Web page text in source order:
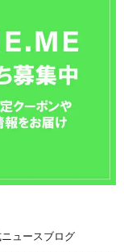
ュースブログ